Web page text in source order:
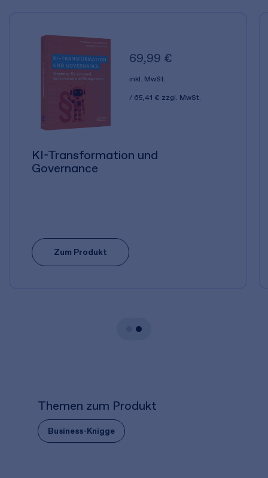
69,99 €
inkl. MwSt.
65,41 € zzgl. MwSt.
KI-Transformation und
Governance
Zum Produkt
Themen zum Produkt
Business-Knigge